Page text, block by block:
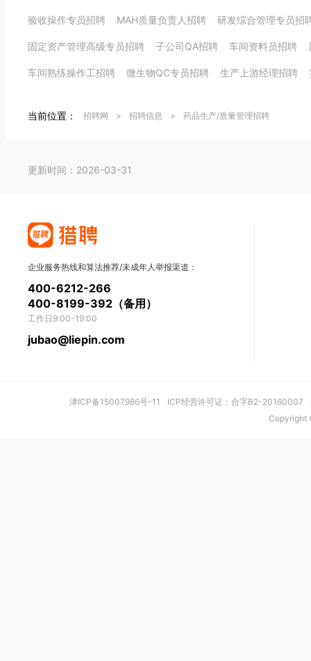
验收操作专员招聘 MAH质量负责人招聘 研发综合管理专员招
固定资产管理高级专员招聘 子公司QA招聘 车间资料员招聘
车间熟练操作工招聘 微生物QC专员招聘 生产上游经理招聘
当前位置： 招聘网 > 招聘信息 > 药品生产/质量管理招聘
更新时间：2026-03-31